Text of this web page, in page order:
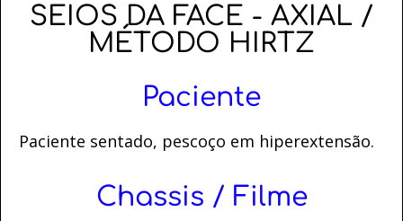
SEIOS DA FACE - AXIAL /
MÉTODO HIRTZ
Paciente
Paciente sentado, pescoço em hiperextensão.
Chassis / Filme